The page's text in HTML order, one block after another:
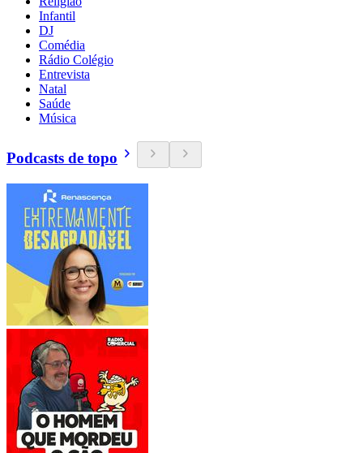
Infantil
DJ
Comédia
Rádio Colégio
Entrevista
Natal
Saúde
Música
Podcasts de topo